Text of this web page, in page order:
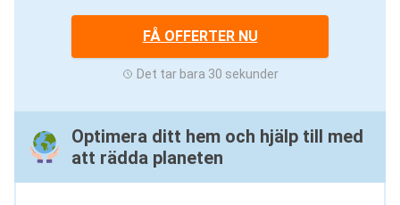
FÅ OFFERTER NU
Det tar bara 30 sekunder
Optimera ditt hem och hjälp till med
att rädda planeten